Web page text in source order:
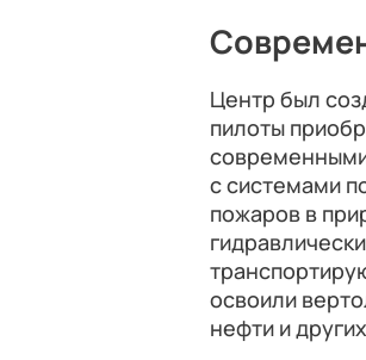
Центр был
пилоты
с системами
пожаров в
освоили
нефти и